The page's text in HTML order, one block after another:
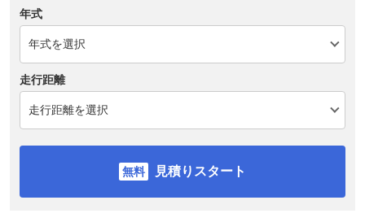
年式
走行距離
見積りスタート